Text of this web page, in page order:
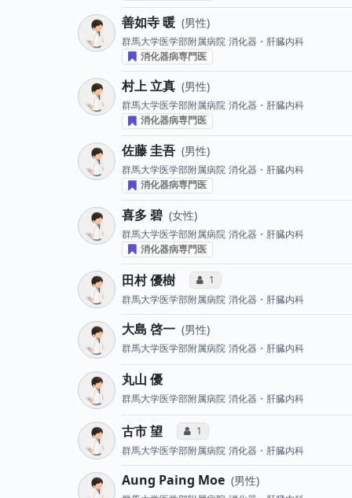
善如寺 暖 男性
群馬大学医学部附属病院 消化器・肝臓内科
消化器病専門医
村上 立真 男性
群馬大学医学部附属病院 消化器・肝臓内科
消化器病専門医
佐藤 圭吾 男性
群馬大学医学部附属病院 消化器・肝臓内科
消化器病専門医
喜多 碧 女性
群馬大学医学部附属病院 消化器・肝臓内科
消化器病専門医
田村 優樹 コミュニケーション・タイプ投票
1
群馬大学医学部附属病院 消化器・肝臓内科
大島 啓一 男性
群馬大学医学部附属病院 消化器・肝臓内科
丸山 優
群馬大学医学部附属病院 消化器・肝臓内科
古市 望 コミュニケーション・タイプ投票数
1
群馬大学医学部附属病院 消化器・肝臓内科
Aung Paing Moe 男性